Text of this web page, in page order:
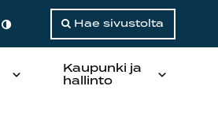
Hae sivustolta
Kaupunki ja
hallinto